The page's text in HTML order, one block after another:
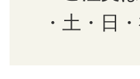
・土・日